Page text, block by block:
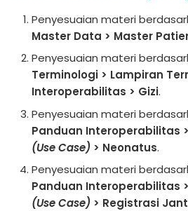
Penyesuaian materi
Master Data > Master
Penyesuaian materi
Terminologi > Lampiran
Interoperabilitas > Gizi.
Penyesuaian materi
Panduan Interoperabilitas
(Use Case) > Neonatus.
Penyesuaian materi
Panduan Interoperabilitas
(Use Case) > Registrasi